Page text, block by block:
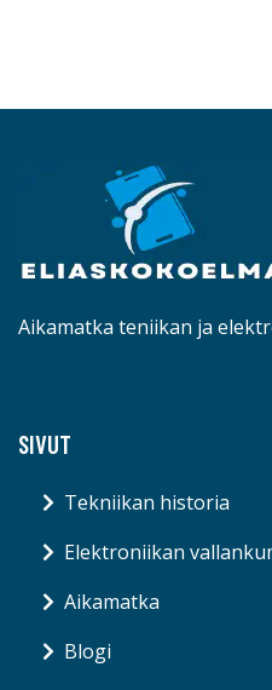
Aikamatka teniikan ja
SIVUT
Tekniikan historia
Elektroniikan
Aikamatka
Blogi